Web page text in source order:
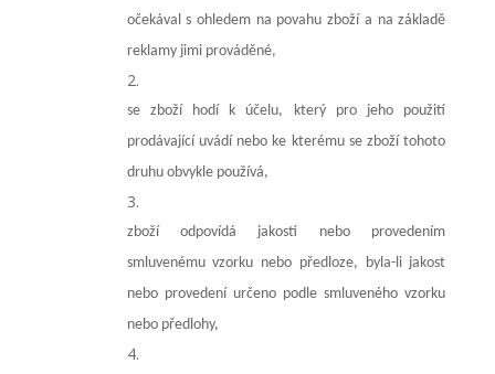
očekával s ohledem na povahu zboží a na základě
reklamy jimi prováděné,
se zboží hodí k účelu, který pro jeho použití
prodávající uvádí nebo ke kterému se zboží tohoto
druhu obvykle používá,
zboží odpovídá jakostí nebo provedením
smluvenému vzorku nebo předloze, byla-li jakost
nebo provedení určeno podle smluveného vzorku
nebo předlohy,